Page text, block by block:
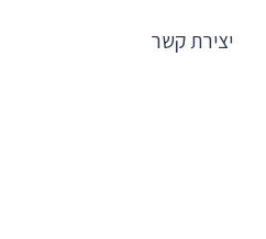
יצירת קשר